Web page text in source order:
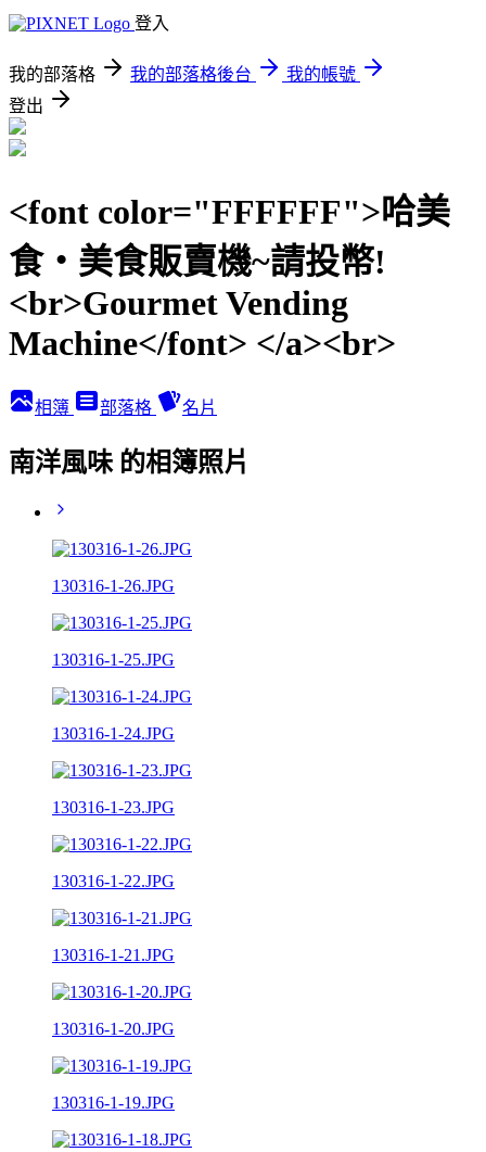
登入
我的部落格 我的部落格後台
我的帳號
登出
<font color="FFFFFF">哈美
食‧美食販賣機~請投幣!
<br>Gourmet Vending
Machine</font> </a><br>
相簿 部落格 名片
南洋風味 的相簿照片
130316-1-26.JPG
130316-1-25.JPG
130316-1-24.JPG
130316-1-23.JPG
130316-1-22.JPG
130316-1-21.JPG
130316-1-20.JPG
130316-1-19.JPG